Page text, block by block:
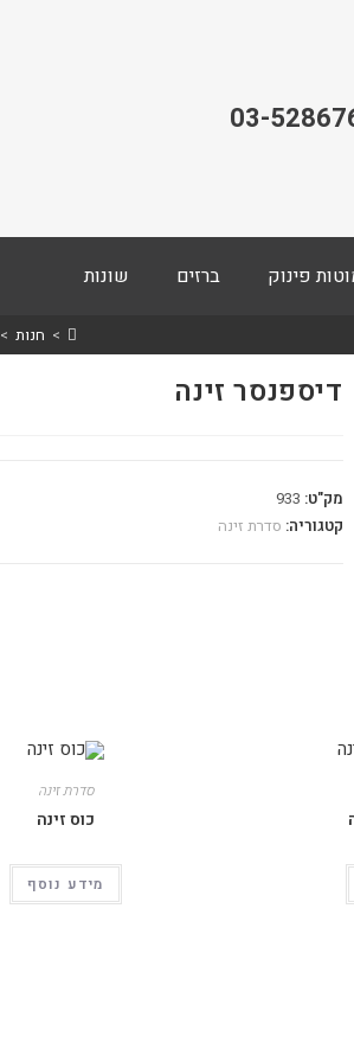
03-
פינוק ברזים שונות
> חנות >
דיספנסר זינה
מק"ט: 933
קטגוריה: סדרת זינה
סדרת זינה
כוס זינה
מידע נוסף